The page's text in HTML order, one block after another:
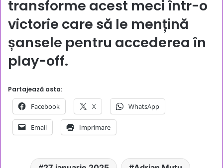
transforme acest meci într-o
victorie care să le mențină
șansele pentru accederea în
play-off.
Partajează asta:
Facebook X WhatsApp
Email Imprimare